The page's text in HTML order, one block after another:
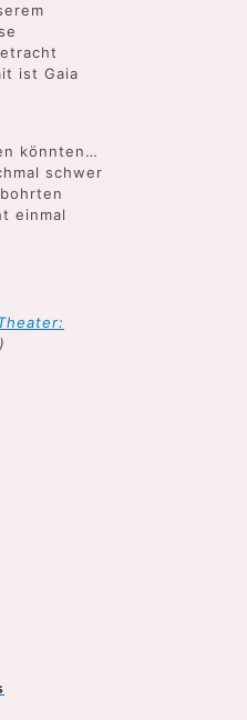
ist Gaia
könnten…
schwer
einmal
)